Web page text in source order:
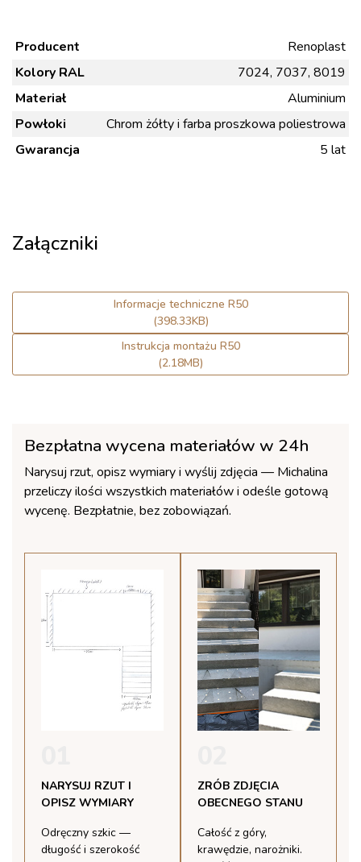
Producent
Renoplast
Kolory RAL
7024, 7037, 8019
Materiał
Aluminium
Powłoki
Chrom żółty i farba proszkowa poliestrowa
Gwarancja
5 lat
Załączniki
Informacje techniczne R50
(398.33KB)
Instrukcja montażu R50
(2.18MB)
Bezpłatna wycena materiałów w 24h
Narysuj rzut, opisz wymiary i wyślij zdjęcia — Michalina
przeliczy ilości wszystkich materiałów i odeśle gotową
wycenę. Bezpłatnie, bez zobowiązań.
NARYSUJ RZUT I
OPISZ WYMIARY
Odręczny szkic —
długość i szerokość
ZRÓB ZDJĘCIA
OBECNEGO STANU
Całość z góry,
krawędzie, narożniki.